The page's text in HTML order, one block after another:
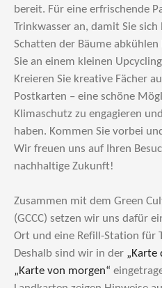
bereit. Für eine erfrischende
Trinkwasser an, damit Sie
Schatten der Bäume
Sie an einem kleinen
Kreieren Sie kreative Fächer
Postkarten – eine schöne
Klimaschutz zu engagieren
haben. Kommen Sie vorbei
Wir freuen uns auf Ihren
nachhaltige Zukunft!
Zusammen mit dem Green
(GCCC) setzen wir uns dafür
Ort und eine Refill-Station für
Deshalb sind wir in der „Karte
„Karte von morgen“